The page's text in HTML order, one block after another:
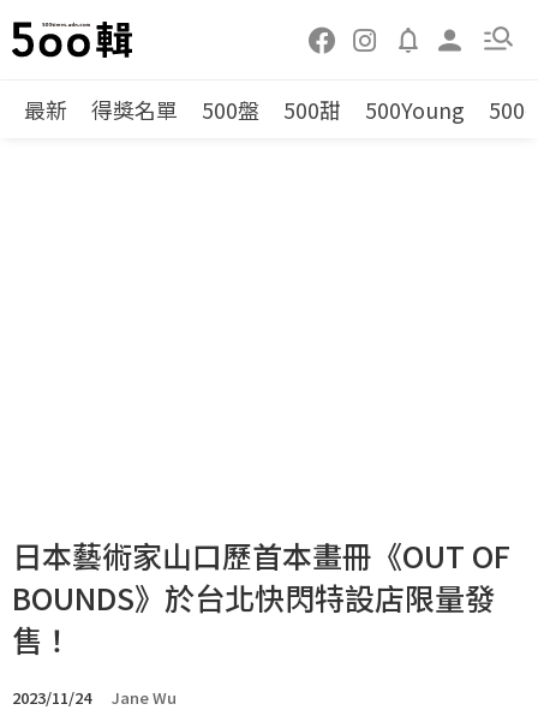
最新 得獎名單 500盤 500甜 500Young 500
日本藝術家山口歷首本畫冊《OUT OF
BOUNDS》於台北快閃特設店限量發
售！
2023/11/24 Jane Wu